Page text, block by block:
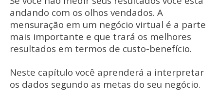
andando com os olhos vendados. A
mensuração em um negócio virtual é a parte
mais importante e que trará os melhores
resultados em termos de custo-benefício.
Neste capítulo você aprenderá a interpretar
os dados segundo as metas do seu negócio.